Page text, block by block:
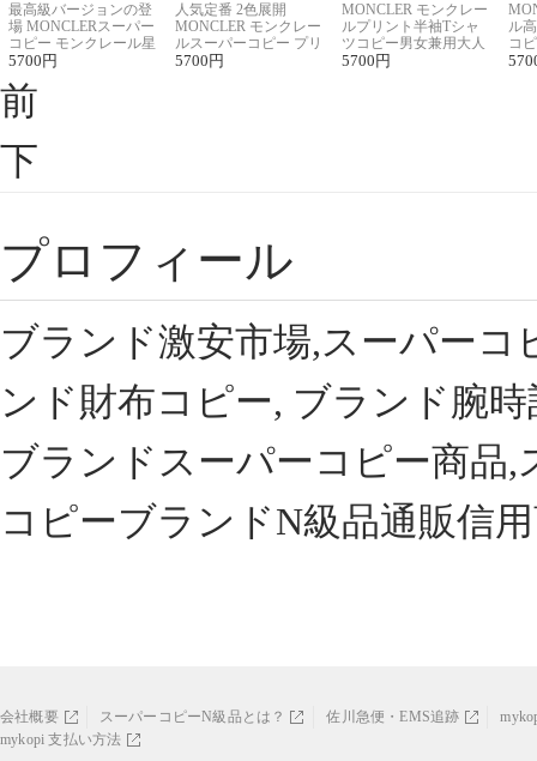
最高級バージョンの登
場 MONCLERスーパー
コピー モンクレール星
座半袖Tシャツ
5700 円
人気定番 2色展開
MONCLER モンクレー
ルスーパーコピー プリ
ント半袖Tシャツ
5700 円
MONCLER モンクレー
ルプリント半袖Tシャ
ツコピー男女兼用大人
可愛い春夏コーデ
5700 円
ル
コ
ィ
前
下
プロフィール
ブランド激安市場,スーパー
ンド財布コピー, ブランド腕
ブランドスーパーコピー商品
コピーブランドN級品通販信
会社概要 スーパーコピーN級品とは？ 佐川急便・EMS追跡
mykopi 支払い方法